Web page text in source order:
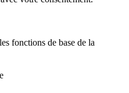
fonctions de base de la